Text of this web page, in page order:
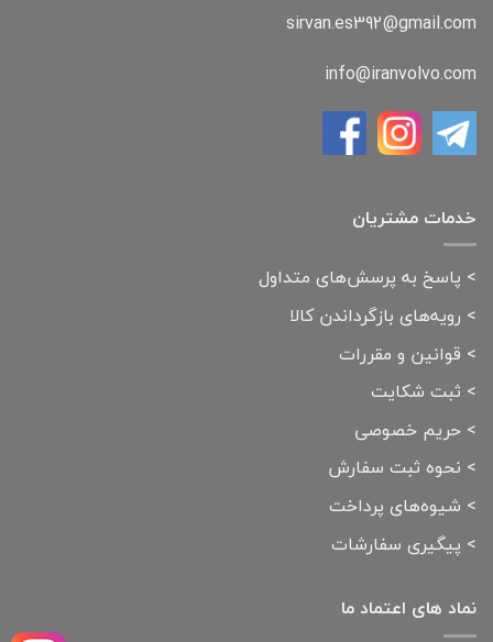
sirvan.es392@gmail.com
info@iranvolvo.com
خدمات مشتریان
> پاسخ به پرسش‌های متداول
> رویه‌های بازگرداندن کالا
> قوانین و مقررات
> ثبت شکایت
> حریم خصوصی
> نحوه ثبت سفارش
> شیوه‌های پرداخت
> پیگیری سفارشات
نماد های اعتماد ما